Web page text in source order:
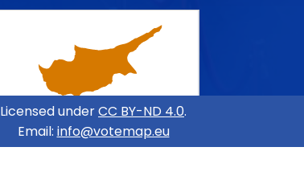
Licensed underCC BY-ND 4.0.
Email: info@votemap.eu